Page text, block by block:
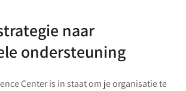
naar
ondersteuning
Center is in staat om je organisatie te